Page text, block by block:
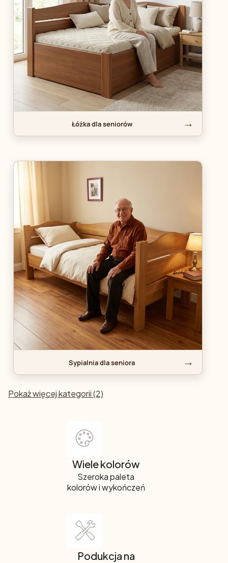
Łóżka dla seniorów
Sypialnia dla seniora
Pokaż więcej kategorii (2)
Wiele kolorów
Szeroka paleta
kolorów i wykończeń
Podukcja na